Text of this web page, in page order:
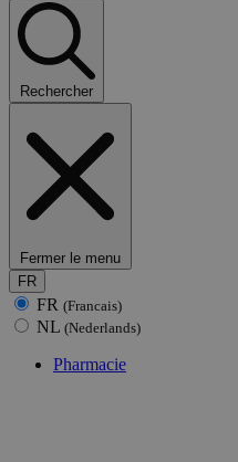
Rechercher
Fermer le menu
FR
FR (Francais)
NL (Nederlands)
Pharmacie